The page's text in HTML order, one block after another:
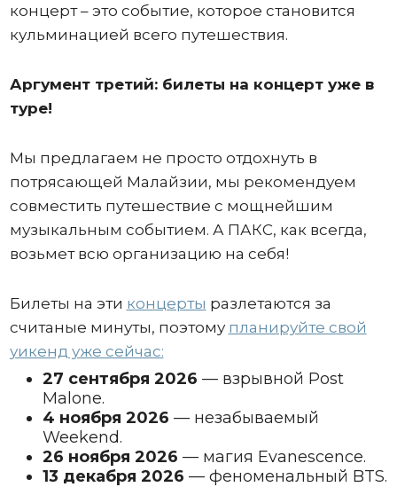
концерт – это событие, которое становится
кульминацией всего путешествия.
Аргумент третий: билеты на концерт уже в
туре!
Мы предлагаем не просто отдохнуть в
потрясающей Малайзии, мы рекомендуем
совместить путешествие с мощнейшим
музыкальным событием. А ПАКС, как всегда,
возьмет всю организацию на себя!
Билеты на эти концерты разлетаются за
считаные минуты, поэтому планируйте свой
уикенд уже сейчас:
27 сентября 2026 — взрывной Post
Malone.
4 ноября 2026 — незабываемый
Weekend.
26 ноября 2026 — магия Evanescence.
13 декабря 2026 — феноменальный BTS.